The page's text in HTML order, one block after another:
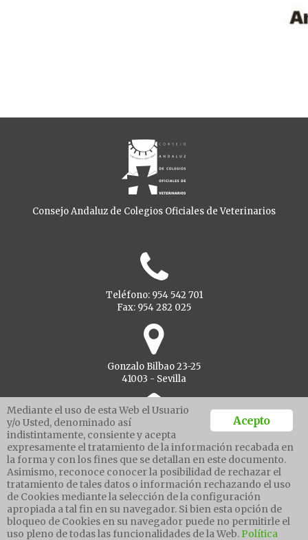
Consejo Andaluz de Colegios Oficiales de Veterinarios
Teléfono: 954 542 701
Fax: 954 282 025
Gonzalo Bilbao 23-25
41003 - Sevilla
Ventanilla unica
Aviso legal
Política de protección de datos
Política cookies
Canal de denuncias
Acepto
Mediante el uso de esta Web el Usuario
y/o Usted, denominado así
indistintamente, consiente y acepta
expresamente el tratamiento de la información recabada en
la forma y con los fines que se detallan en este documento.
Asimismo, reconoce conocer la posibilidad de rechazar el
tratamiento de tales datos o información rechazando el uso
de Cookies mediante la selección de la configuración
apropiada a tal fin en su navegador. Si bien esta opción de
bloqueo de Cookies en su navegador puede no permitirle el
uso pleno de todas las funcionalidades de la Web. Política